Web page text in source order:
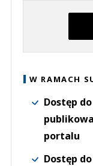
W RAMACH
Dostęp
portalu
Dostęp